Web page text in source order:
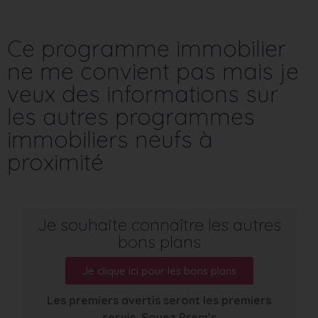
Ce programme immobilier
ne me convient pas mais je
veux des informations sur
les autres programmes
immobiliers neufs à
proximité
Je souhaite connaître les autres
bons plans
Je clique ici pour les bons plans
Les premiers avertis seront les premiers